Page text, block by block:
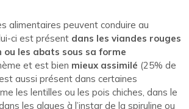
alimentaires peuvent conduire au
ci est présent dans les viandes rouges
les abats sous sa forme
et est bien mieux assimilé (25% de
aussi présent dans certaines
les lentilles ou les pois chiches, dans le
les algues à l’instar de la spiruline ou